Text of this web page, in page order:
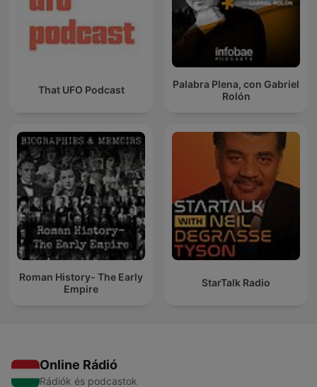
That UFO Podcast
Palabra Plena, con Gabriel
Rolón
Roman History- The Early
Empire
StarTalk Radio
Online Rádió
Rádiók és podcastok